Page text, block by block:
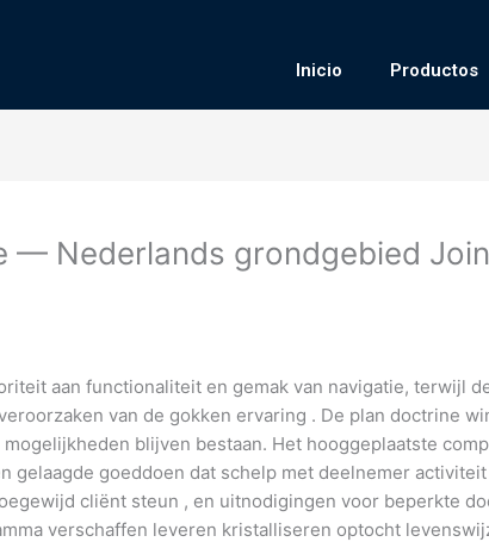
Inicio Productos
— Nederlands grondgebied
aan functionaliteit en gemak van navigatie, terwijl
van de gokken ervaring . De plan doctrine
blijven bestaan. Het hooggeplaatste
gelaagde goeddoen dat schelp met deelnemer
cliënt steun , en uitnodigingen voor beperkte
verschaffen leveren kristalliseren optocht